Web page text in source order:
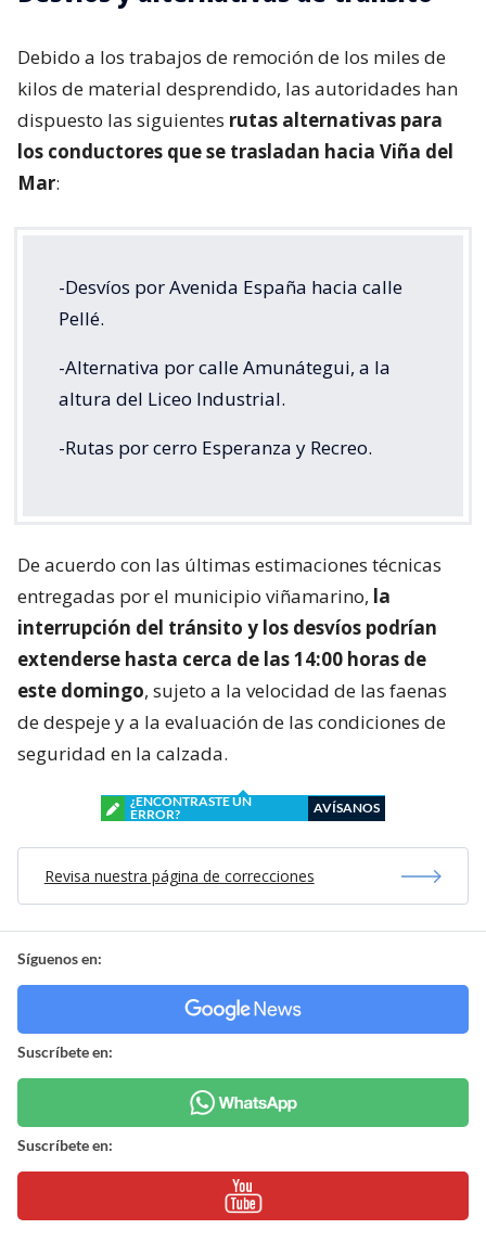
Debido a los trabajos de remoción de los miles de
kilos de material desprendido, las autoridades han
dispuesto las siguientes rutas alternativas para
los conductores que se trasladan hacia Viña del
Mar:
-Desvíos por Avenida España hacia calle
Pellé.
-Alternativa por calle Amunátegui, a la
altura del Liceo Industrial.
-Rutas por cerro Esperanza y Recreo.
De acuerdo con las últimas estimaciones técnicas
entregadas por el municipio viñamarino, la
interrupción del tránsito y los desvíos podrían
extenderse hasta cerca de las 14:00 horas de
este domingo, sujeto a la velocidad de las faenas
de despeje y a la evaluación de las condiciones de
seguridad en la calzada.
¿ENCONTRASTE UN
ERROR?
AVÍSANOS
Revisa nuestra página de correcciones
Síguenos en:
Suscríbete en:
Suscríbete en: